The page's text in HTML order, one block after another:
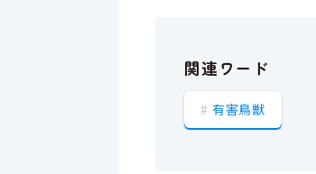
関連ワード
有害鳥獣